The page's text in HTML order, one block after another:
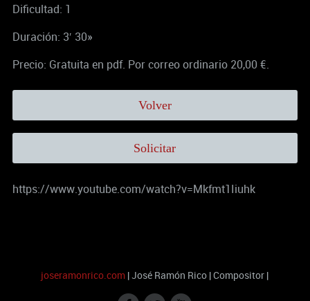
Dificultad: 1
Duración: 3′ 30»
Precio: Gratuita en pdf. Por correo ordinario 20,00 €.
Volver
Solicitar
https://www.youtube.com/watch?v=Mkfmt1Iiuhk
joseramonrico.com | José Ramón Rico | Compositor |